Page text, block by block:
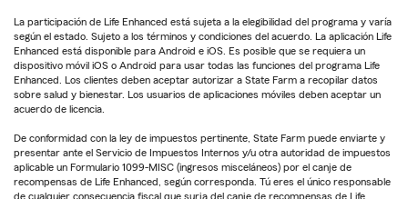
La participación de Life Enhanced está sujeta a la elegibilidad del programa y varía
según el estado. Sujeto a los términos y condiciones del acuerdo. La aplicación Life
Enhanced está disponible para Android e iOS. Es posible que se requiera un
dispositivo móvil iOS o Android para usar todas las funciones del programa Life
Enhanced. Los clientes deben aceptar autorizar a State Farm a recopilar datos
sobre salud y bienestar. Los usuarios de aplicaciones móviles deben aceptar un
acuerdo de licencia.
De conformidad con la ley de impuestos pertinente, State Farm puede enviarte y
presentar ante el Servicio de Impuestos Internos y/u otra autoridad de impuestos
aplicable un Formulario 1099-MISC (ingresos misceláneos) por el canje de
recompensas de Life Enhanced, según corresponda. Tú eres el único responsable
de cualquier consecuencia fiscal que surja del canje de recompensas de Life